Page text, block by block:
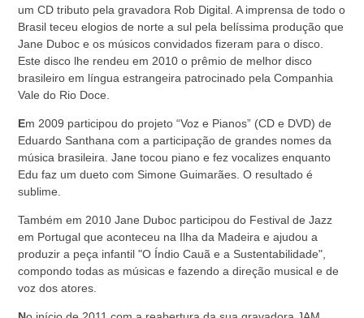
um CD tributo pela gravadora Rob Digital. A imprensa de todo o
Brasil teceu elogios de norte a sul pela belíssima produção que
Jane Duboc e os músicos convidados fizeram para o disco.
Este disco lhe rendeu em 2010 o prêmio de melhor disco
brasileiro em língua estrangeira patrocinado pela Companhia
Vale do Rio Doce.
Em 2009 participou do projeto “Voz e Pianos” (CD e DVD) de
Eduardo Santhana com a participação de grandes nomes da
música brasileira. Jane tocou piano e fez vocalizes enquanto
Edu faz um dueto com Simone Guimarães. O resultado é
sublime.
Também em 2010 Jane Duboc participou do Festival de Jazz
em Portugal que aconteceu na Ilha da Madeira e ajudou a
produzir a peça infantil "O Índio Cauã e a Sustentabilidade",
compondo todas as músicas e fazendo a direção musical e de
voz dos atores.